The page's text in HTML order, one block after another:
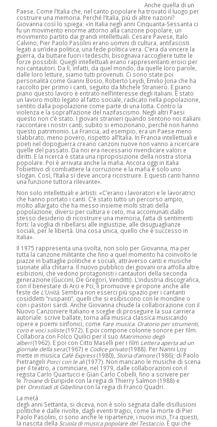
Anche quella di un
Paese. Come l’Italia che, nel canto popolare ha trovato il luogo per
costruire una memoria. Perché l’Italia, più di altre nazioni?
Giovanna così lo spiega: «In Italia negli anni Cinquanta-Sessanta ci
fu un movimento enorme attorno alla canzone popolare, un
movimento partito dai grandi intellettuali. Cesare Pavese, Italo
Calvino, Pier Paolo Pasolini erano uomini di cultura, antifascisti
legati a un’idea politica, una fede politica vera. C’era da vincere la
guerra, da buttare fuori i tedeschi, bisognava raccogliere tutte le
forze possibili. Quegli intellettuali erano rappresentanti eroici per
noi cantautori. Da lì, infatti, da quel mondo, da quelle loro parole,
dalle loro letture, siamo tutti provenuti. Ci sono state poi
personalità come Gianni Bosio, Roberto Leydi, Emilio Jona che ha
raccolto per primo i canti, seguito da Michele Straniero. E piano
piano questo lavoro è entrato nell’interesse degli italiani. È stato
un lavoro molto legato al fatto sociale, radicato nella popolazione,
sentito dalla popolazione come parte di una lotta. Contro la
violenza e la sopraffazione del nazifascismo. Negli altri Paesi
questo non c’è stato. I giovani stranieri quando sentono noi italiani
raccontare i nostri canti, subito si emozionano, perché non hanno
questo patrimonio. La Francia, ad esempio, era un Paese meno
slabbrato, meno povero, rispetto all’Italia. In Francia intellettuali e
poeti nel dopoguerra creano canzoni nuove non vanno a ricercare
quelle del passato. Da noi era necessario rivendicare valori e
diritti. E la ricerca è stata una riproposizione della nostra storia
popolare. Poi è arrivata anche la mafia. Ancora oggi in Italia
l’obiettivo di combattere la corruzione e la mafia è solo uno
slogan. Così, l’Italia si deve ancora ricostruire. E questi canti hanno
una funzione tuttora rilevante».
Non solo intellettuali e artisti: «C’erano i lavoratori e le lavoratrici
che hanno portato i canti. C’è stato tutto un percorso ampio,
molto allargato che ha messo insieme molti strati della
popolazione, diversi per cultura e ceto, ma accomunati dallo
stesso desiderio di ricostruire una memoria, fatta di sentimenti
forti: la voglia di ribellarsi alle ingiustizie, alle disuguaglianze
sociali, per le libertà. Una cosa unica, quello che è successo in
Italia».
Il 1975 rappresenta una svolta, non solo per Giovanna, ma per
tutta la canzone militante che fino a quel momento ha coinvolto le
piazze in battaglie politiche e sociali, attraverso canti e musiche
suonate alla chitarra. Il nuovo pubblico dei giovani ora affolla altre
esibizioni, che vedono protagonisti i cantautori della seconda
generazione (Guccini, De Gregori, Venditti). L’industria discografica,
con il benestare di Arci e Pci, li promuove e propone anche alle
feste de L’Unità. Sembra non esserci più spazio per i cantanti
cosiddetti “ruspanti”, quelli che si esibiscono con le mondine o
con i pastori sardi. Anche Giovanna chiude la collaborazione con il
Nuovo Canzoniere Italiano e sceglie di proseguire la sua carriera
autoriale: scrive ballate, torna alla musica classica musicando
opere e poemi sinfonici, come Fare musica. Oratorio per strumenti,
coro e voci soliste(1972). E poi compone colonne sonore per film.
Collabora con Folco Quilici per il suo Matrimonio degli
alberi(1962). E poi con Citto Maselli per i film Lettera aperta ad un
giornale della sera(1967) e Codice privato(1988). Per Nanni Loy
mette in musica Café Express(1980), Storia d’amore(1986); di Paolo
Pietrangeli Porci con le ali(1977). Non mancano le musiche di scena
per il teatro, a cominciare, nel 1979, dalle collaborazioni con il
regista Carlo Quartucci e Gian Carlo Cobelli, fino a scrivere per
leTroianedi Euripide con la regia di Thierry Salmon (1988) e
per Orestiadi di Gibellinacon la regia di Franco Quadri.
La metà
degli anni Settanta, si diceva, non è solo segnata dalle disillusioni
politiche e dalle rivolte, dagli eventi tragici, come la morte di Pier
Paolo Pasolini, ci sono anche le ripartenze, i nuovi inizi. Tra questi,
la nascita della Scuola di musica popolare del Testaccio. È qui che